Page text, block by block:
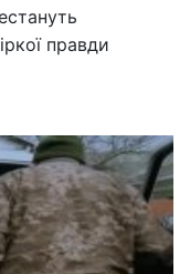
правди